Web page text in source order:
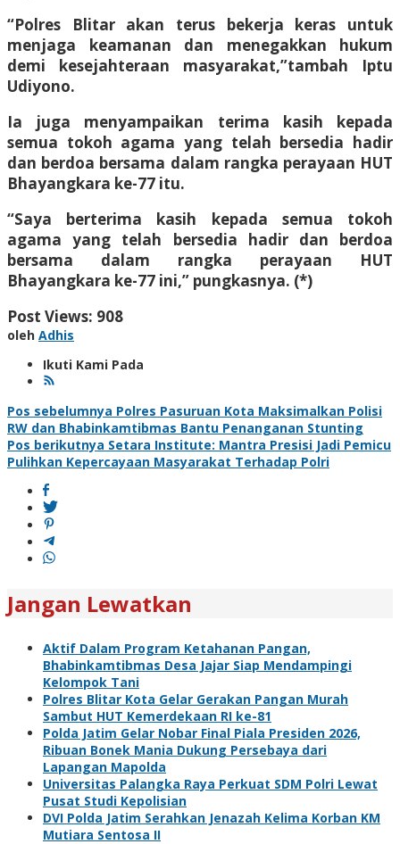
“Polres Blitar akan terus bekerja keras untuk
menjaga keamanan dan menegakkan hukum
demi kesejahteraan masyarakat,”tambah Iptu
Udiyono.
Ia juga menyampaikan terima kasih kepada
semua tokoh agama yang telah bersedia hadir
dan berdoa bersama dalam rangka perayaan HUT
Bhayangkara ke-77 itu.
“Saya berterima kasih kepada semua tokoh
agama yang telah bersedia hadir dan berdoa
bersama dalam rangka perayaan HUT
Bhayangkara ke-77 ini,” pungkasnya. (*)
Post Views: 908
oleh Adhis
Ikuti Kami Pada
Navigasi
pos
Pos sebelumnya Polres Pasuruan Kota Maksimalkan Polisi
RW dan Bhabinkamtibmas Bantu Penanganan Stunting
Pos berikutnya Setara Institute: Mantra Presisi Jadi Pemicu
Pulihkan Kepercayaan Masyarakat Terhadap Polri
Jangan Lewatkan
Aktif Dalam Program Ketahanan Pangan,
Bhabinkamtibmas Desa Jajar Siap Mendampingi
Kelompok Tani
Polres Blitar Kota Gelar Gerakan Pangan Murah
Sambut HUT Kemerdekaan RI ke-81
Polda Jatim Gelar Nobar Final Piala Presiden 2026,
Ribuan Bonek Mania Dukung Persebaya dari
Lapangan Mapolda
Universitas Palangka Raya Perkuat SDM Polri Lewat
Pusat Studi Kepolisian
DVI Polda Jatim Serahkan Jenazah Kelima Korban KM
Mutiara Sentosa II